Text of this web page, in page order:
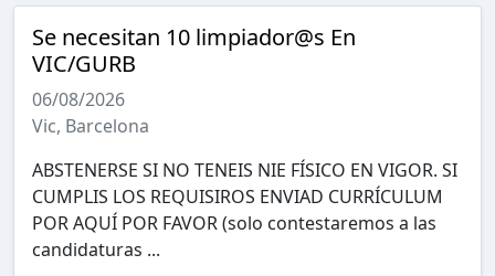
Se necesitan 10 limpiador@s En
VIC/GURB
06/08/2026
Vic, Barcelona
ABSTENERSE SI NO TENEIS NIE FÍSICO EN VIGOR. SI
CUMPLIS LOS REQUISIROS ENVIAD CURRÍCULUM
POR AQUÍ POR FAVOR (solo contestaremos a las
candidaturas ...